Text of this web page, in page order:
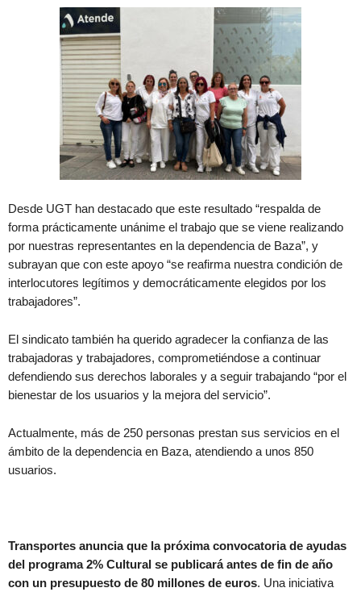
Desde UGT han destacado que este resultado “respalda de
forma prácticamente unánime el trabajo que se viene realizando
por nuestras representantes en la dependencia de Baza”, y
subrayan que con este apoyo “se reafirma nuestra condición de
interlocutores legítimos y democráticamente elegidos por los
trabajadores”.
El sindicato también ha querido agradecer la confianza de las
trabajadoras y trabajadores, comprometiéndose a continuar
defendiendo sus derechos laborales y a seguir trabajando “por el
bienestar de los usuarios y la mejora del servicio”.
Actualmente, más de 250 personas prestan sus servicios en el
ámbito de la dependencia en Baza, atendiendo a unos 850
usuarios.
Transportes anuncia que la próxima convocatoria de ayudas
del programa 2% Cultural se publicará antes de fin de año
con un presupuesto de 80 millones de euros. Una iniciativa